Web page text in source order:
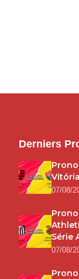
Derniers
07/08/
Série
07/08/